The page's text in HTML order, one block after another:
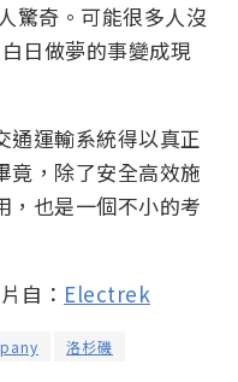
驚奇。可能很多人沒
日做夢的事變成現
通運輸系統得以真正
竟，除了安全高效施
，也是一個不小的考
自： Electrek
洛杉磯